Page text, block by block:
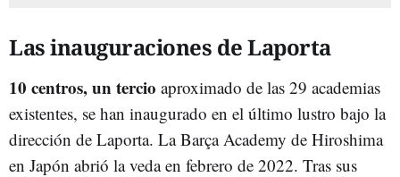
Las inauguraciones de Laporta
10 centros, un tercio aproximado de las 29 academias
existentes, se han inaugurado en el último lustro bajo la
dirección de Laporta. La Barça Academy de Hiroshima
en Japón abrió la veda en febrero de 2022. Tras sus